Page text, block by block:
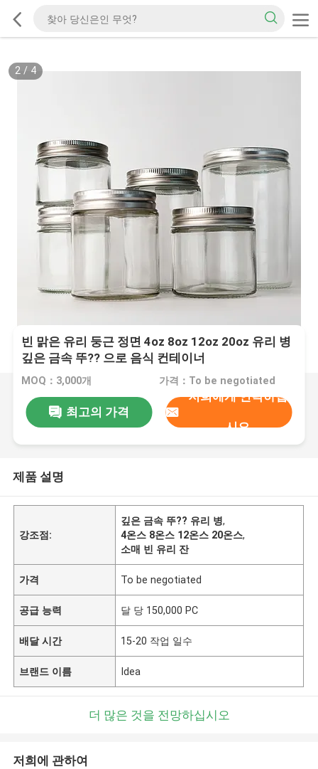
2/ 4
빈 맑은 유리 둥근 정면 4oz 8oz 12oz 20oz 유리 병
깊은 금속 뚜?? 으로 음식 컨테이너
MOQ：3,000개 가격：To be negotiated
최고의 가격
저희에게 연락하십
시오
제품 설명
강조점:
깊은 금속 뚜?? 유리 병,
4온스 8온스 12온스 20온스,
소매 빈 유리 잔
가격 To be negotiated
공급 능력 달 당 150,000 PC
배달 시간 15-20 작업 일수
브랜드 이름 Idea
더 많은 것을 전망하십시오
저희에 관하여